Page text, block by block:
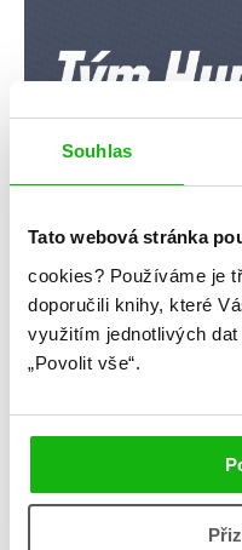
Souhlas
Tato webová stránka
cookies? Používáme je
doporučili knihy, které
využitím jednotlivých
„Povolit vše“.